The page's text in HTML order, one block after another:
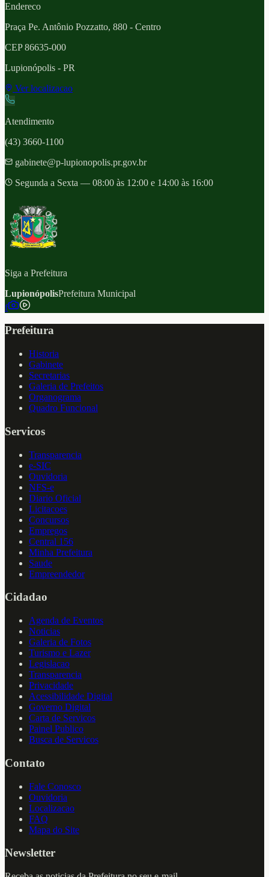
Endereco
Praça Pe. Antônio Pozzatto, 880 - Centro
CEP86635-000
Lupionópolis - PR
Ver localizacao
Atendimento
(43) 3660-1100
gabinete@p-lupionopolis.pr.gov.br
Segunda a Sexta — 08:00 às 12:00 e 14:00 às 16:00
Siga a Prefeitura
LupionópolisPrefeitura Municipal
f
Prefeitura
Historia
Gabinete
Secretarias
Galeria de Prefeitos
Organograma
Quadro Funcional
Servicos
Transparencia
e-SIC
Ouvidoria
NFS-e
Diario Oficial
Licitacoes
Concursos
Empregos
Central 156
Minha Prefeitura
Saude
Empreendedor
Cidadao
Agenda de Eventos
Noticias
Galeria de Fotos
Turismo e Lazer
Legislacao
Transparencia
Privacidade
Acessibilidade Digital
Governo Digital
Carta de Servicos
Painel Publico
Busca de Servicos
Contato
Fale Conosco
Ouvidoria
Localizacao
FAQ
Mapa do Site
Newsletter